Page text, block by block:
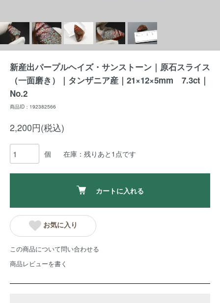
新産出パープルヘイズ・サンストーン｜原石スライス
（一面磨き）｜タンザニア産｜21×12×5mm 7.3ct｜
No.2
商品ID：192382566
2,200円(税込)
個 在庫：残りあと1点です
カートに入れる
お気に入り
この商品について問い合わせる
商品レビューを書く